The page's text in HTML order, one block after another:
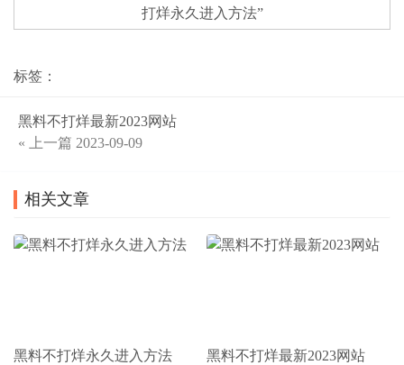
打烊永久进入方法”
标签：
黑料不打烊最新2023网站
« 上一篇 2023-09-09
相关文章
黑料不打烊永久进入方法 黑料不打烊最新2023网站